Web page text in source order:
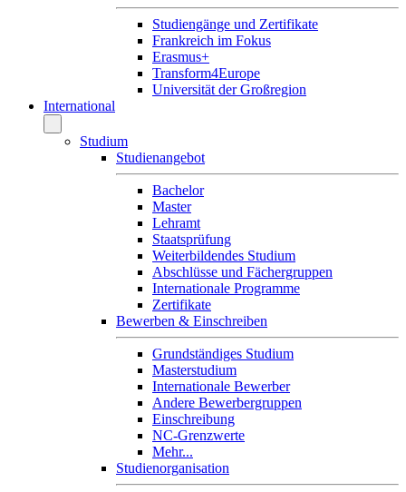
Studiengänge und Zertifikate
Frankreich im Fokus
Erasmus+
Transform4Europe
Universität der Großregion
International
Studium
Studienangebot
Bachelor
Master
Lehramt
Staatsprüfung
Weiterbildendes Studium
Abschlüsse und Fächergruppen
Internationale Programme
Zertifikate
Bewerben & Einschreiben
Grundständiges Studium
Masterstudium
Internationale Bewerber
Andere Bewerbergruppen
Einschreibung
NC-Grenzwerte
Mehr...
Studienorganisation